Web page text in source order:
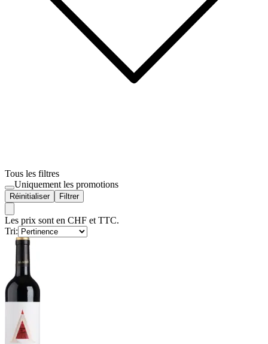
Tous les filtres
Uniquement les promotions
Réinitialiser Filtrer
Les prix sont en CHF et TTC.
Tri: